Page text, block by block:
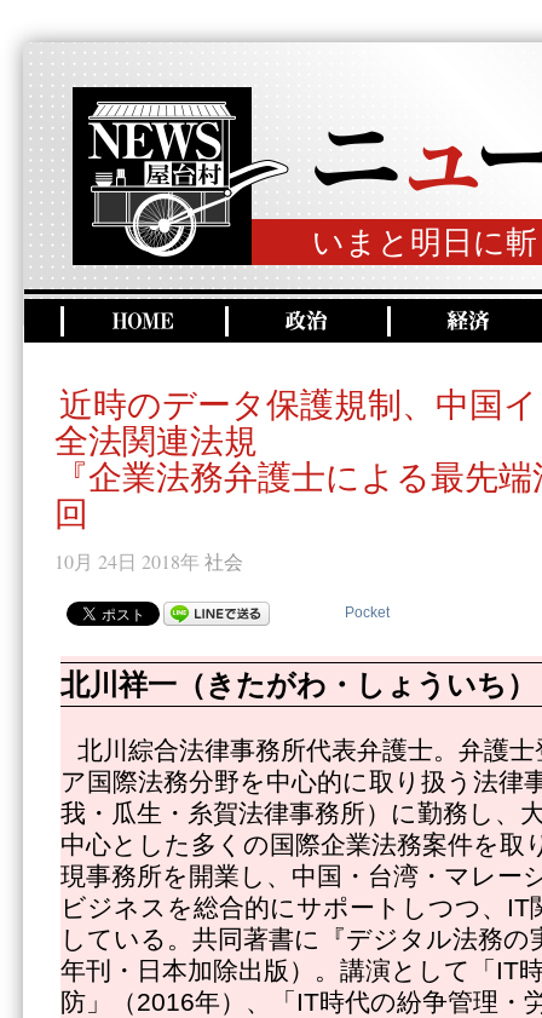
いまと明日に
近時のデータ保護規制、中国
全法関連法規
『企業法務弁護士による最先
回
10月 24日 2018年 社会
Pocket
北川祥一（きたがわ・しょういち）
北川綜合法律事務所代表弁護士。弁護
ア国際法務分野を中心的に取り扱う法律
我・瓜生・糸賀法律事務所）に勤務し、
中心とした多くの国際企業法務案件を取
現事務所を開業し、中国・台湾・マレー
ビジネスを総合的にサポートしつつ、IT
している。共同著書に『デジタル法務の
年刊・日本加除出版）。講演として「IT
防」（2016年）、「IT時代の紛争管理・